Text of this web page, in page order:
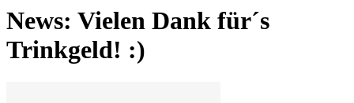
News: Vielen Dank für´s
Trinkgeld! :)